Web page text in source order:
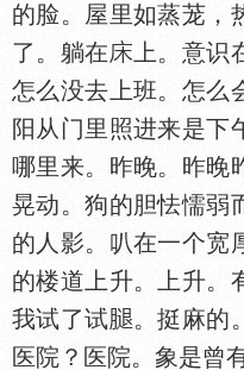
的脸。屋里如蒸茏，
了。躺在
上。意识
怎么没去上班。怎么
阳从门里照进来是下
哪里来。昨晚。昨晚
晃动。狗的胆怯懦弱
的人影。叭在一个宽
的楼道上升。上升。
我试了试
。挺麻的
医院？医院。象是曾